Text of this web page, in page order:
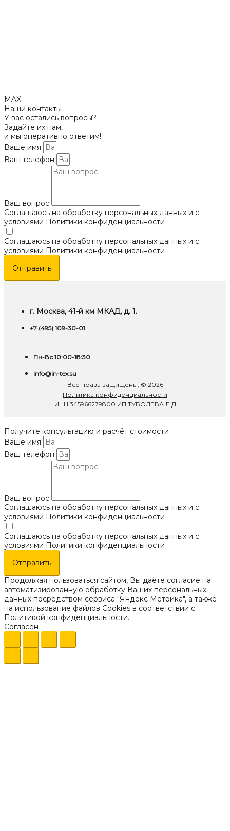
MAX
Наши контакты
У вас остались вопросы?
Задайте их нам,
и мы оперативно ответим!
Ваше имя
Ваш телефон
Ваш вопрос
Соглашаюсь на обработку персональных данных и с
условиями Политики конфиденциальности
Соглашаюсь на обработку персональных данных и с
условиями Политики конфиденциальности
Отправить
г. Москва, 41-й км МКАД, д. 1.
+7 (495) 109-30-01
Пн-Вс 10:00-18:30
info@in-tex.su
Все права защищены, © 2026
Политика конфиденциальности
ИНН 345966279800 ИП ТУБОЛЕВА Л.Д
Получите консультацию и расчёт стоимости
Ваше имя
Ваш телефон
Ваш вопрос
Соглашаюсь на обработку персональных данных и с
условиями Политики конфиденциальности
Соглашаюсь на обработку персональных данных и с
условиями Политики конфиденциальности
Отправить
Продолжая пользоваться сайтом, Вы даёте согласие на
автоматизированную обработку Ваших персональных
данных посредством сервиса "Яндекс Метрика", а также
на использование файлов Cookies в соответствии с
Политикой конфиденциальности.
Согласен